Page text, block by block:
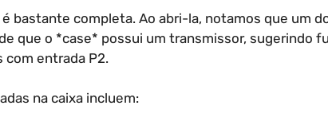
é bastante completa. Ao abri-la, notamos que um
que o *case* possui um transmissor, sugerindo
com entrada P2.
na caixa incluem: